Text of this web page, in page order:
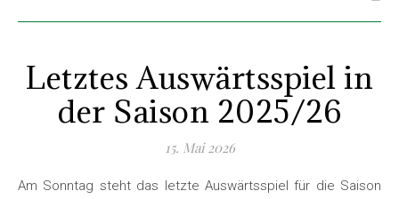
Letztes Auswärtsspiel in
der Saison 2025/26
15. Mai 2026
Am Sonntag steht das letzte Auswärtsspiel für die Saison